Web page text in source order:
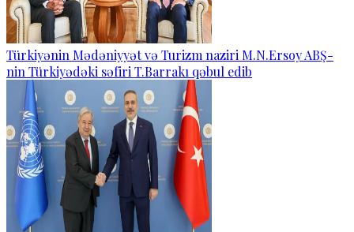
Türkiyənin Mədəniyyət və Turizm naziri M.N.Ersoy ABŞ-
nin Türkiyədəki səfiri T.Barrakı qəbul edib